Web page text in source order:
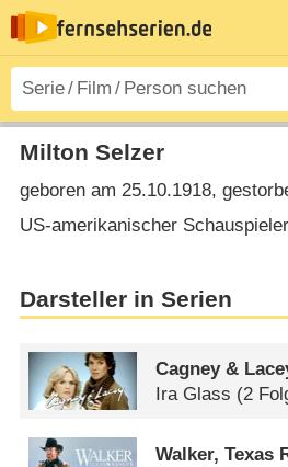
Milton Selzer
geboren am 25.10.1918,
US-amerikanischer Schauspieler
Darsteller in Serien
Cagney &
Ira Glass (2
Walker, Texas